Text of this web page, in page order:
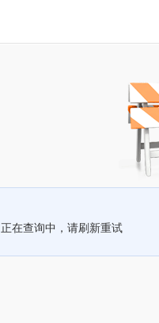
正在查询中，请刷新重试